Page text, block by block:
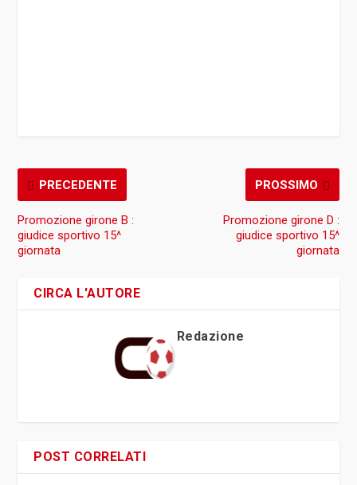
PRECEDENTE
Promozione girone B :
giudice sportivo 15^
giornata
PROSSIMO
Promozione girone D :
giudice sportivo 15^
giornata
CIRCA L'AUTORE
Redazione
POST CORRELATI